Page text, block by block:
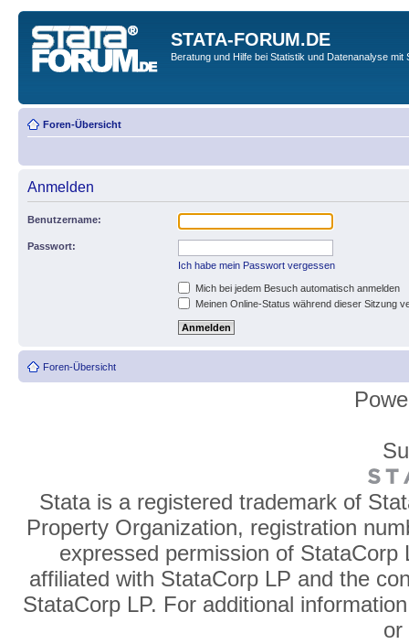
STATA-FORUM.DE
Beratung und Hilfe bei Statistik und Datenanalyse mit
Foren-Übersicht
Anmelden
Benutzername:
Passwort:
Ich habe mein Passwort vergessen
Mich bei jedem Besuch automatisch anmelden
Meinen Online-Status während dieser Sitzung
Foren-Übersicht
Stata is a registered trademark of
Property Organization, registration
expressed permission of
affiliated with StataCorp LP and the
StataCorp LP. For additional
or